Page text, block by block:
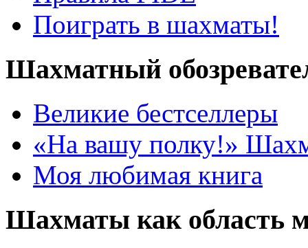
Поиграть в шахматы!
Шахматный
Великие бестселлеры
«На вашу полку!»
Моя любимая книга
Шахматы как область